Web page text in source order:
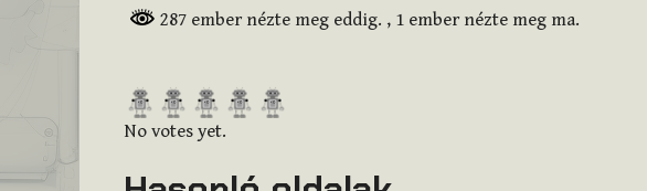
287 ember nézte meg eddig. , 1 ember nézte meg ma.
R
a
e
No votes yet.